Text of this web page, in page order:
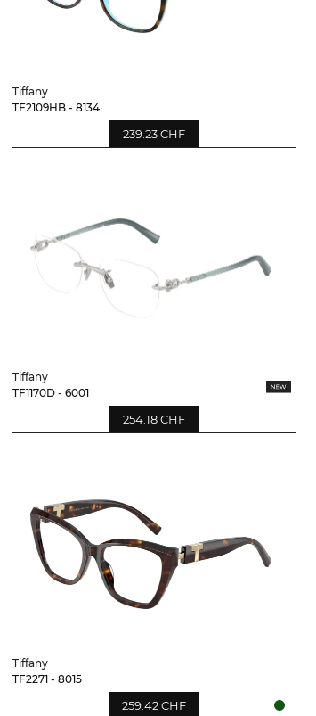
Tiffany
TF2109HB - 8134
239.23 CHF
Tiffany
TF1170D - 6001
254.18 CHF
Tiffany
TF2271 - 8015
259.42 CHF